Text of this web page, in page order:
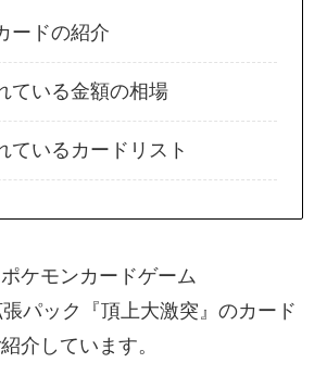
ードの紹介
ている金額の相場
ているカードリスト
ケモンカードゲーム
張パック『頂上大激突』のカード
介しています。